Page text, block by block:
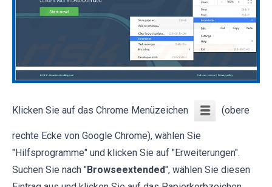
Klicken Sie auf das Chrome Menüzeichen (obere
rechte Ecke von Google Chrome), wählen Sie
"Hilfsprogramme" und klicken Sie auf "Erweiterungen".
Suchen Sie nach "Browseextended", wählen Sie diesen